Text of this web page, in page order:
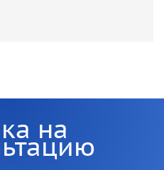
на